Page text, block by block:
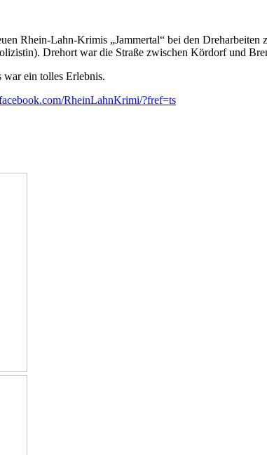
Rhein-Lahn-Krimis „Jammertal“ bei den
Drehort war die Straße zwischen Kördorf und
war ein tolles Erlebnis.
RheinLahnKrimi/?fref=ts